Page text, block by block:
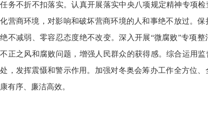
务不折不扣落实。认真开展落实中央八项规定精神专项
营商环境，对影响和破坏营商环境的人和事绝不放过。
不减弱、零容忍态度绝不改变。深入开展“微腐败”专项
正之风和腐败问题，增强人民群众的获得感。综合运用
，发挥震慑和警示作用。加强对冬奥会筹办工作全方位
有序、廉洁高效。